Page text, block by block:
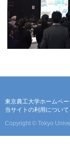
東京農工大学ホームペー
当サイトの利用について
Copyright © Tokyo